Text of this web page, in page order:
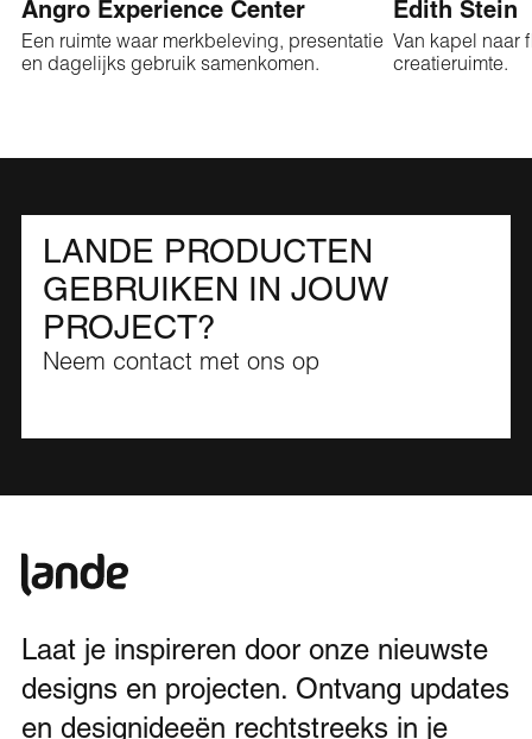
Angro Experience Center
Een ruimte waar merkbeleving, presentatie
en dagelijks gebruik samenkomen.
Edith Stein
Van kapel naar
creatieruimte.
LANDE PRODUCTEN
GEBRUIKEN IN JOUW
PROJECT?
Neem contact met ons op
Laat je inspireren door onze nieuwste
designs en projecten. Ontvang updates
en designideeën rechtstreeks in je